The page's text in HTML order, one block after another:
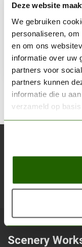
Deze website
We gebruiken
personaliseren,
en om ons
informatie over uw
partners voor
partners kunnen
informatie die u
verzameld op
Stainless Steel
Niet op voorraad
Blijf op de
Scenery